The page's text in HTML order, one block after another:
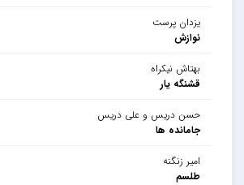
یزدان پرست
نوازش
بهتاش نیکراه
قشنگه یار
حسن دریس و علی دریس
جامانده ها
امیر زنگنه
طلسم